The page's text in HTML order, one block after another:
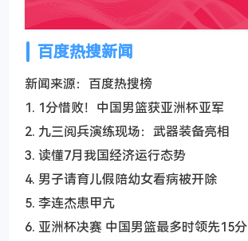
百度热搜新闻
新闻来源：百度热搜榜
1. 1分惜败！中国男篮获亚洲杯亚军
2. 九三阅兵演练现场：武器装备亮相
3. 读懂7月我国经济运行态势
4. 男子请育儿假陪幼女看病被开除
5. 李连杰患甲亢
6. 亚洲杯决赛 中国男篮最多时领先15分